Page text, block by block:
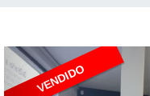
VENDIDO